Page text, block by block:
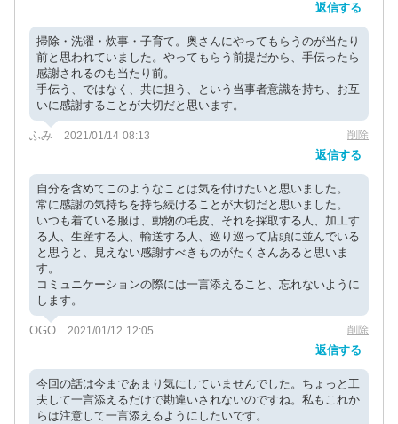
返信する
掃除・洗濯・炊事・子育て。奥さんにやってもらうのが当たり
前と思われていました。やってもらう前提だから、手伝ったら
感謝されるのも当たり前。
手伝う、ではなく、共に担う、という当事者意識を持ち、お互
いに感謝することが大切だと思います。
ふみ 2021/01/14 08:13 削除
返信する
自分を含めてこのようなことは気を付けたいと思いました。
常に感謝の気持ちを持ち続けることが大切だと思いました。
いつも着ている服は、動物の毛皮、それを採取する人、加工す
る人、生産する人、輸送する人、巡り巡って店頭に並んでいる
と思うと、見えない感謝すべきものがたくさんあると思いま
す。
コミュニケーションの際には一言添えること、忘れないように
します。
OGO 2021/01/12 12:05 削除
返信する
今回の話は今まであまり気にしていませんでした。ちょっと工
夫して一言添えるだけで勘違いされないのですね。私もこれか
らは注意して一言添えるようにしたいです。